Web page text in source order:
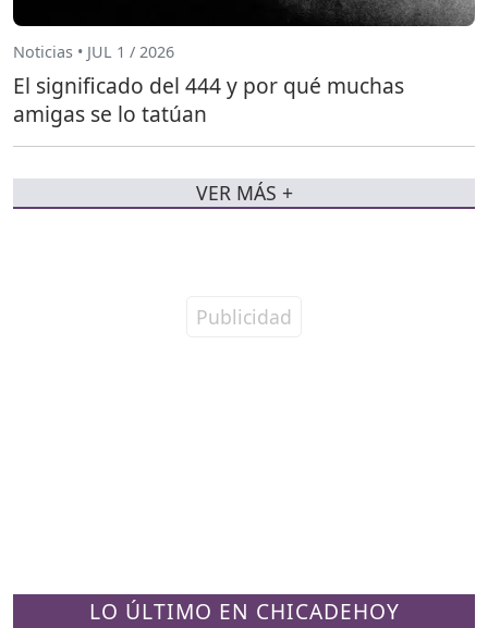
LO ÚLTIMO EN CHICADEHOY
Noticias • JUL 1 / 2026
El significado del 444 y por qué muchas
amigas se lo tatúan
VER MÁS +